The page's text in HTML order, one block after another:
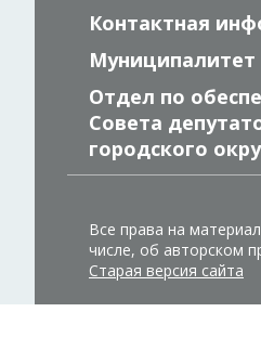
Контактная
Муниципалитет
Отдел по
Совета
городского
Все права на
числе, об авторском
Старая версия сайта